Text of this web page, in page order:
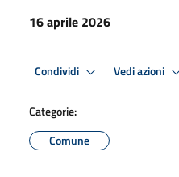
16 aprile 2026
Condividi Vedi azioni
Categorie:
Comune